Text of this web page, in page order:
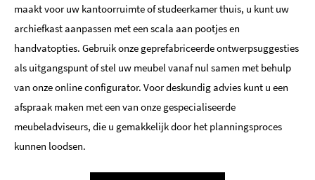
maakt voor uw kantoorruimte of studeerkamer thuis, u kunt uw
archiefkast aanpassen met een scala aan pootjes en
handvatopties. Gebruik onze geprefabriceerde ontwerpsuggesties
als uitgangspunt of stel uw meubel vanaf nul samen met behulp
van onze online configurator. Voor deskundig advies kunt u een
afspraak maken met een van onze gespecialiseerde
meubeladviseurs, die u gemakkelijk door het planningsproces
kunnen loodsen.